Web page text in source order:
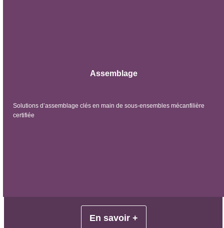
Assemblage
Solutions d’assemblage clés en main de sous-ensembles mécanfilière
certifiée
En savoir +